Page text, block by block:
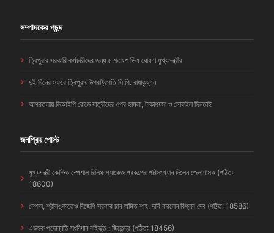
সম্পাদকের পছন্দ
ত্রিপুরার সরকারি কর্মচারীদের জন্য ৫ শতাংশ ডিএ ঘোষণা মুখ্যমন্ত্রীর
দুই দিনের সফরে ত্রিপুরায় উপরাষ্ট্রপতি সি.পি. রাধাকৃষ্ণন
আগরতলায় ভিআইপি রোডে যাত্রীদের ওপর হামলা, টাকাপয়সা ও মোবাইল ছিনতাই
জনপ্রিয় পোস্ট
মুখ্যমন্ত্রী কোভিড স্পেশাল রিলিফ প্যাকেজ প্রকল্পের পরিসংখ্যান দিলেন জেলাশাসক (পঠিত:
18600)
নেপাল, শ্রীলঙ্কাতেও বিজেপি সরকার চান অমিত শাহ, দাবি করলেন বিপ্লব দেব (পঠিত: 18586)
এডহক পদোন্নতি সংবিধান বহির্ভূত : জিতেন্দ্র (পঠিত: 18456)